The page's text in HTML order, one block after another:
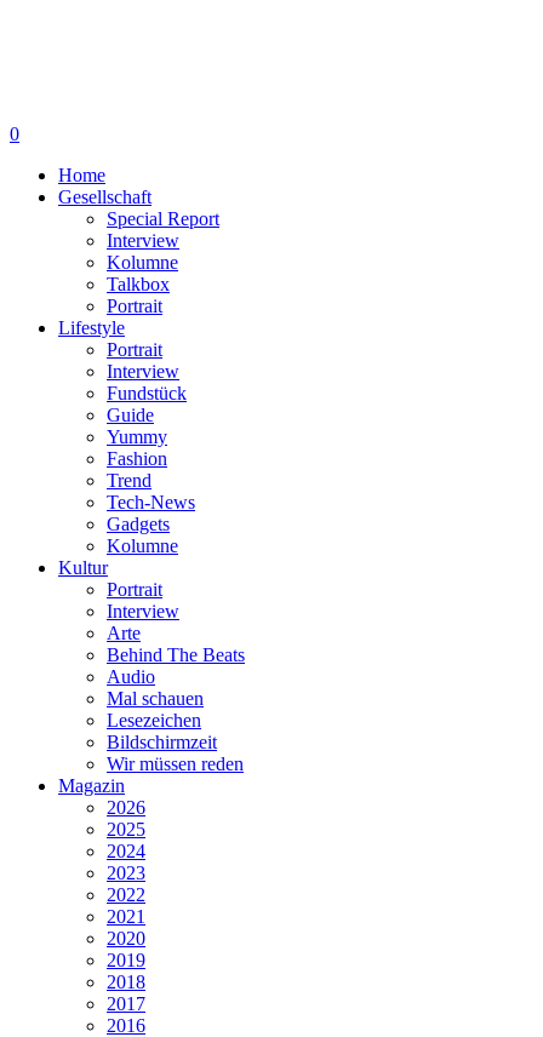
0
Home
Gesellschaft
Special Report
Interview
Kolumne
Talkbox
Portrait
Lifestyle
Portrait
Interview
Fundstück
Guide
Yummy
Fashion
Trend
Tech-News
Gadgets
Kolumne
Kultur
Portrait
Interview
Arte
Behind The Beats
Audio
Mal schauen
Lesezeichen
Bildschirmzeit
Wir müssen reden
Magazin
2026
2025
2024
2023
2022
2021
2020
2019
2018
2017
2016